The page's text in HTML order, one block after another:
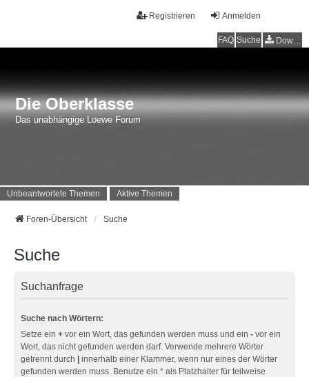
Anmelden
Registrieren
FAQ Suche Downloads
Die Oberklasse
Das unabhängige Loewe Forum
Unbeantwortete Themen Aktive Themen
Foren-Übersicht Suche
Suche
Suchanfrage
Suche nach Wörtern:
Setze ein + vor ein Wort, das gefunden werden muss und ein - vor ein
Wort, das nicht gefunden werden darf. Verwende mehrere Wörter
getrennt durch
innerhalb einer Klammer, wenn nur eines der Wörter
gefunden werden muss. Benutze ein * als Platzhalter für teilweise